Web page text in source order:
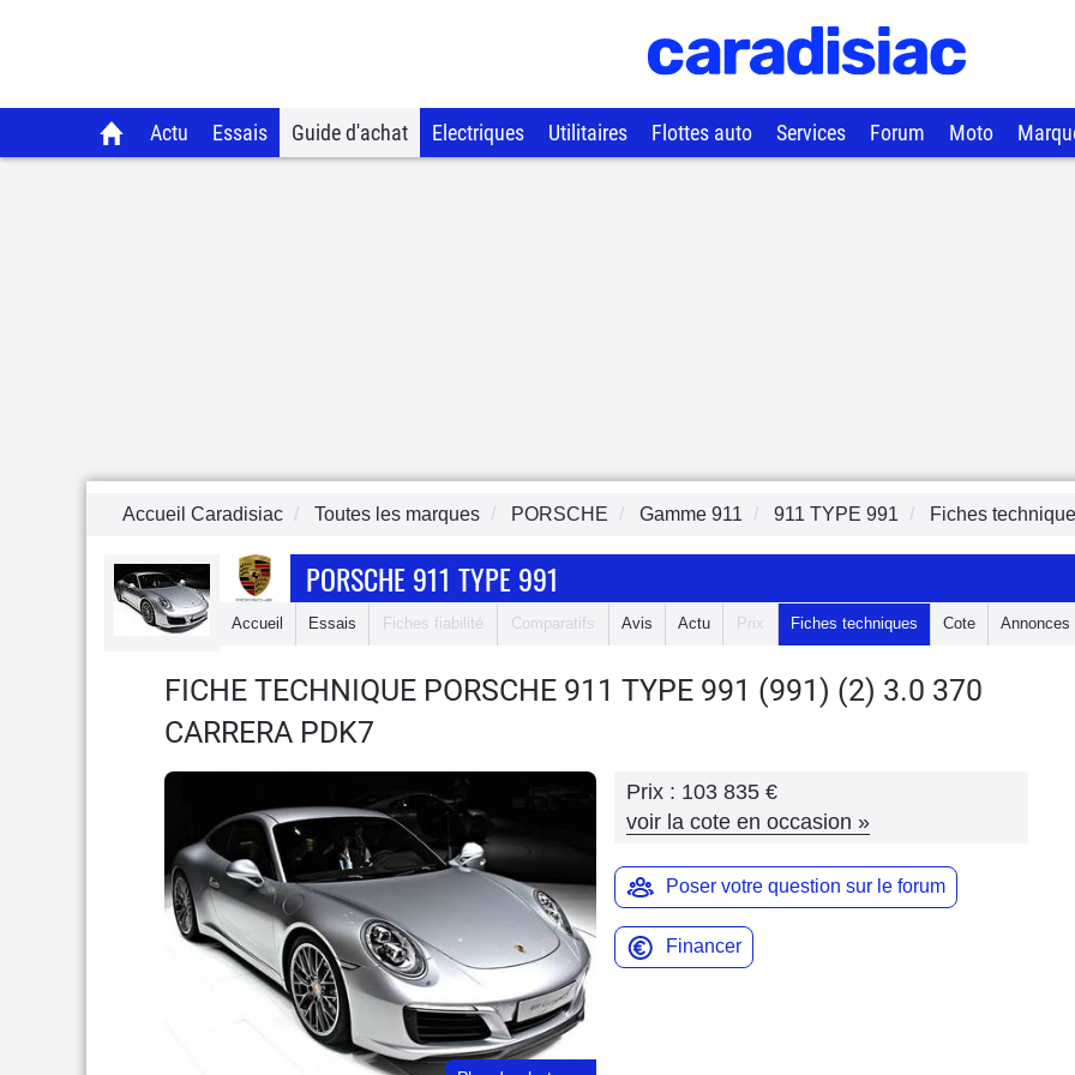
Actu Essais Guide d'achat Electriques Utilitaires Flottes auto Services Forum Moto
Accueil Caradisiac Toutes les marques PORSCHE Gamme 911 911 TYPE 991 Fiches
PORSCHE 911 TYPE 991
Accueil Essais Fiches fiabilité Comparatifs Avis Actu Prix Fiches techniques Cote Annonces
FICHE TECHNIQUE PORSCHE 911 TYPE 991 (991) (2) 3.0 370
CARRERA PDK7
Prix : 103 835 €
voir la cote en occasion »
Poser votre question sur le forum
Financer